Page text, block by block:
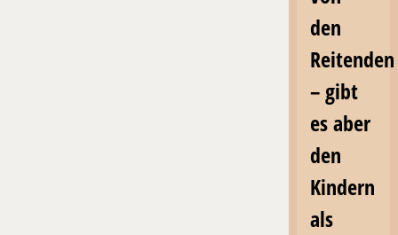
den
Reitenden
– gibt
es aber
den
Kindern
als